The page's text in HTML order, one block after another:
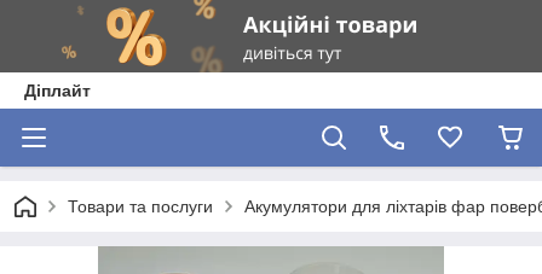
Діплайт
Товари та послуги Акумулятори для ліхтарів фар